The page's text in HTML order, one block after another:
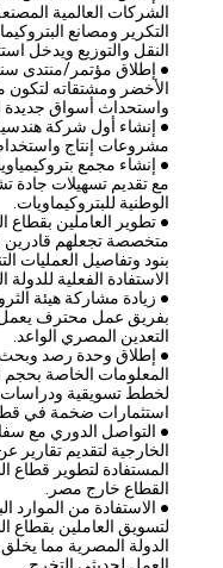
الشركات العالمية المصنعة،
التكرير ومصانع
النقل والتوزيع ويدخل
● إطلاق مؤتمر/منتدى سنوي
الأخضر ومشتقاته لتكون
واستحداث أسواق جديدة
● إنشاء أول شركة هندسية
مشروعات إنتاج واستخدام
● إنشاء مجمع بتروكيمياويات
مع تقديم تسهيلات جادة تشجع
الوطنية للبتروكيماويات.
● تطوير العاملين بقطاع
متخصصة تجعلهم قادرين على
بنود وتفاصيل العمليات
الاستفادة الفعلية للدولة
● زيادة مشاركة هيئة الثروة
بفريق عمل محترف يعمل
التعدين المصري الواعد.
● إطلاق وحدة رصد وبحث في
المعلومات الخاصة بحجم
لخطط تسويقية ودراسات
استثمارات ضخمة في قطاع
● التواصل الدوري مع
الخارجية لتقديم تقارير عن
المستفادة لتطوير قطاع
القطاع خارج مصر.
● الاستفادة من الموارد
لتسويق العاملين بقطاع
الدولة المصرية مما يخلق